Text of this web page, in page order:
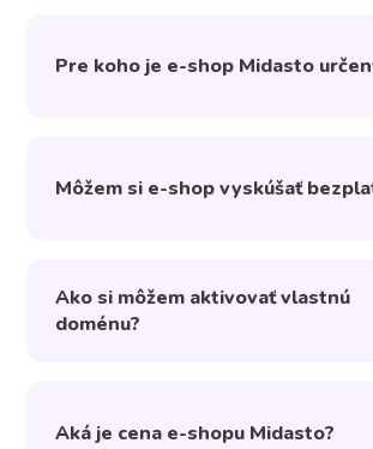
Pre koho je e-shop Midasto
Môžem si e-shop vyskúšať
Ako si môžem aktivovať vlastnú
doménu?
Aká je cena e-shopu Midasto?